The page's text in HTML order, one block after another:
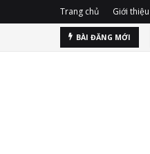
Trang chủ Giới thiệu
BÀI ĐĂNG MỚI